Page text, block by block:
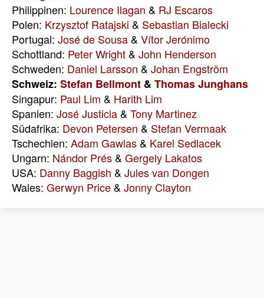
Philippinen: Lourence Ilagan & RJ Escaros
Polen: Krzysztof Ratajski & Sebastian Bialecki
Portugal: José de Sousa & Vítor Jerónimo
Schottland: Peter Wright & John Henderson
Schweden: Daniel Larsson & Johan Engström
Schweiz: Stefan Bellmont &Thomas Junghans
Singapur: Paul Lim & Harith Lim
Spanien: José Justicia & Tony Martinez
Südafrika: Devon Petersen & Stefan Vermaak
Tschechien: Adam Gawlas & Karel Sedlacek
Ungarn: Nándor Prés & Gergely Lakatos
USA: Danny Baggish & Jules van Dongen
Wales: Gerwyn Price & Jonny Clayton